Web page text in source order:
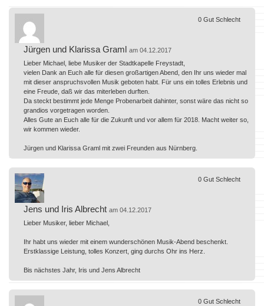
Jürgen und Klarissa Graml am 04.12.2017
Lieber Michael, liebe Musiker der Stadtkapelle Freystadt,
vielen Dank an Euch alle für diesen großartigen Abend, den Ihr uns wieder mal
mit dieser anspruchsvollen Musik geboten habt. Für uns ein tolles Erlebnis und
eine Freude, daß wir das miterleben durften.
Da steckt bestimmt jede Menge Probenarbeit dahinter, sonst wäre das nicht so
grandios vorgetragen worden.
Alles Gute an Euch alle für die Zukunft und vor allem für 2018. Macht weiter so,
wir kommen wieder.
Jürgen und Klarissa Graml mit zwei Freunden aus Nürnberg.
0 Gut Schlecht
Jens und Iris Albrecht am 04.12.2017
Lieber Musiker, lieber Michael,
Ihr habt uns wieder mit einem wunderschönen Musik-Abend beschenkt.
Erstklassige Leistung, tolles Konzert, ging durchs Ohr ins Herz.
Bis nächstes Jahr, Iris und Jens Albrecht
0 Gut Schlecht
0 Gut Schlecht